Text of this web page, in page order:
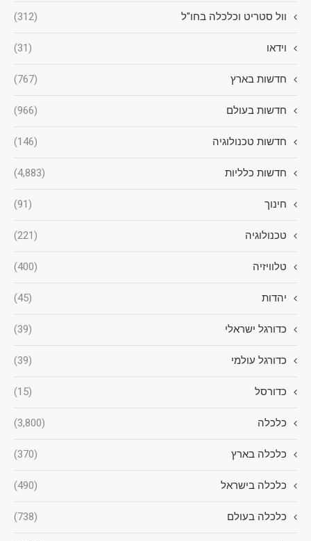
וול סטריט וכלכלה בחו"ל (312)
וידאו (31)
חדשות בארץ (767)
חדשות בעולם (966)
חדשות טכנולוגיה (146)
חדשות כלליות (4,883)
חינוך (91)
טכנולוגיה (221)
טלוויזיה (400)
יהדות (45)
כדורגל ישראלי (39)
כדורגל עולמי (39)
כדורסל (15)
כלכלה (3,800)
כלכלה בארץ (370)
כלכלה בישראל (490)
כלכלה בעולם (738)